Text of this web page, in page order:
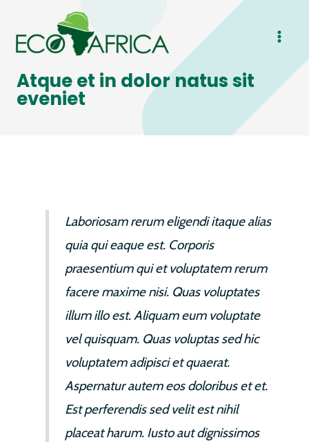
content
Atque et in dolor natus sit
eveniet
Laboriosam rerum eligendi itaque alias
quia qui eaque est. Corporis
praesentium qui et voluptatem rerum
facere maxime nisi. Quas voluptates
illum illo est. Aliquam eum voluptate
vel quisquam. Quas voluptas sed hic
voluptatem adipisci et quaerat.
Aspernatur autem eos doloribus et et.
Est perferendis sed velit est nihil
placeat harum. Iusto aut dignissimos